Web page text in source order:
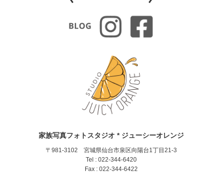
家族写真フォトスタジオ * ジューシーオレンジ
〒981-3102 宮城県仙台市泉区向陽台1丁目21-3
Tel : 022-344-6420
Fax : 022-344-6422